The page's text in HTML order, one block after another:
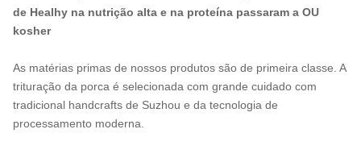
de Healhy na nutrição alta e na proteína passaram a OU
kosher
As matérias primas de nossos produtos são de primeira classe. A
trituração da porca é selecionada com grande cuidado com
tradicional handcrafts de Suzhou e da tecnologia de
processamento moderna.